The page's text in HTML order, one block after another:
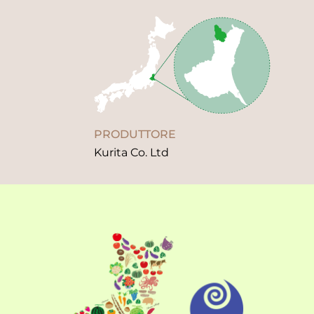
PRODUTTORE
Kurita Co. Ltd